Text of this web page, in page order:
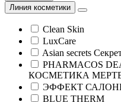
Линия косметики
Clean Skin
LuxCare
Asian secrets
PHARMACOS
КОСМЕТИКА
ЭФФЕКТ
BLUE THERM